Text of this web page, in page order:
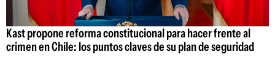
Kast propone reforma constitucional para hacer frente al
crimen en Chile: los puntos claves de su plan de seguridad